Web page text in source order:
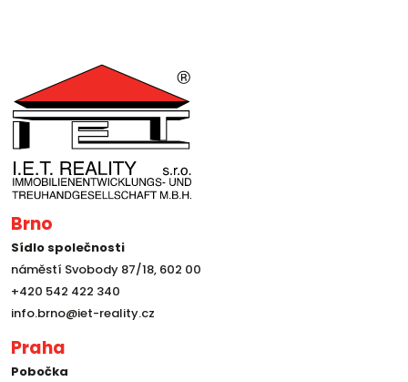
Brno
Sídlo společnosti
náměstí Svobody 87/18, 602 00
+420 542 422 340
info.brno@iet-reality.cz
Praha
Pobočka